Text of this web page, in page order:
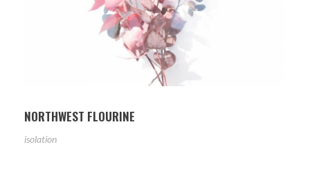
NORTHWEST FLOURINE
isolation